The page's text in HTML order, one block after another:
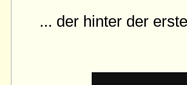
... der hinter der